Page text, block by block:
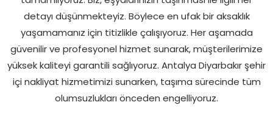
detayı düşünmekteyiz. Böylece en ufak bir aksaklık
yaşamamanız için titizlikle çalışıyoruz. Her aşamada
güvenilir ve profesyonel hizmet sunarak, müşterilerimize
yüksek kaliteyi garantili sağlıyoruz. Antalya Diyarbakır şehir
içi nakliyat hizmetimizi sunarken, taşıma sürecinde tüm
olumsuzlukları önceden engelliyoruz.